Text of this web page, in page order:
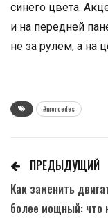
синего цвета.
и на передней
не за рулем, а на
#mercedes
ПРЕДЫДУЩИЙ
Как заменить
более мощный: что